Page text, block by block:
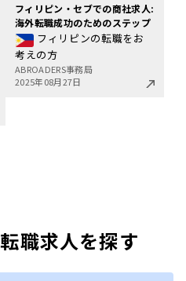
フィリピン・セブでの商社求人:
海外転職成功のためのステップ
フィリピンの転職をお
考えの方
ABROADERS事務局
2025年08月27日
職求人を探す